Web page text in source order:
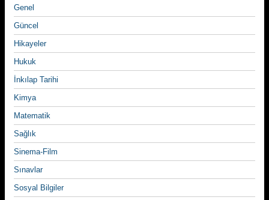
Genel
Güncel
Hikayeler
Hukuk
İnkılap Tarihi
Kimya
Matematik
Sağlık
Sinema-Film
Sınavlar
Sosyal Bilgiler